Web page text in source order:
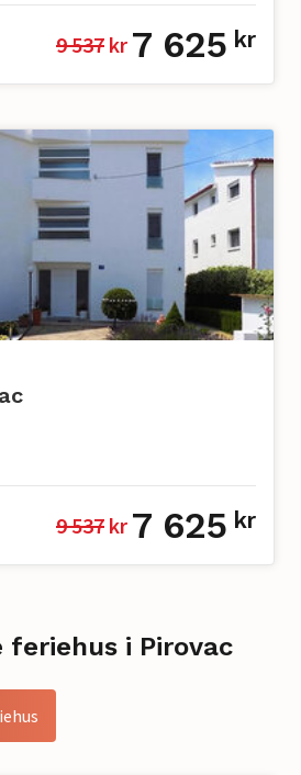
9 537 kr 7 625 kr
9 537 kr 7 625 kr
feriehus i Pirovac